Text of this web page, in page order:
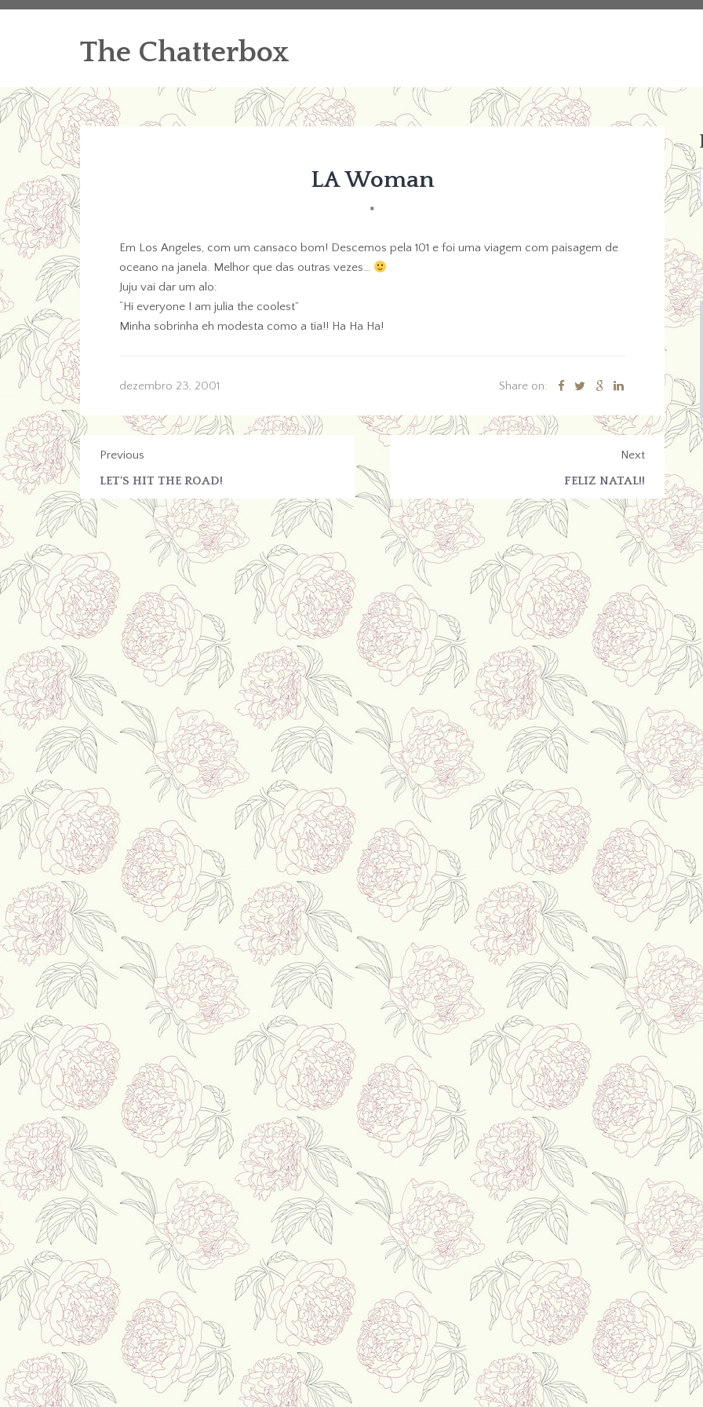
The Chatterbox
LA Woman
*
Em Los Angeles, com um cansaco bom! Descemos pela 101 e foi uma viagem com paisagem de
oceano na janela. Melhor que das outras vezes…
Juju vai dar um alo:
“Hi everyone I am julia the coolest”
Minha sobrinha eh modesta como a tia!! Ha Ha Ha!
dezembro 23, 2001 Share on:
Previous
LET’S HIT THE ROAD!
Next
FELIZ NATAL!!